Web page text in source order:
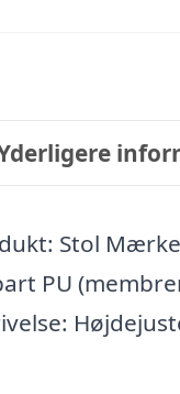
Stol
PU